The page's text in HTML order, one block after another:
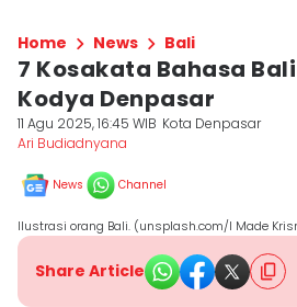
Home News Bali
7 Kosakata Bahasa
Kodya Denpasar
11 Agu 2025, 16:45 WIB Kota Denpasar
Ari Budiadnyana
News Channel
Ilustrasi orang Bali. (unsplash.com/I Made
Share Article